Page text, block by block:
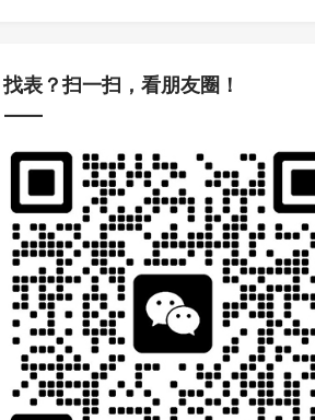
找表？扫一扫，看朋友圈！